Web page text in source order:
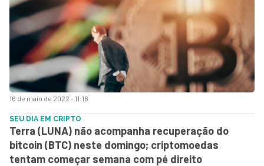
16 de maio de 2022 - 11:16
SEU DIA EM CRIPTO
Terra (LUNA) não acompanha recuperação do
bitcoin (BTC) neste domingo; criptomoedas
tentam começar semana com pé direito